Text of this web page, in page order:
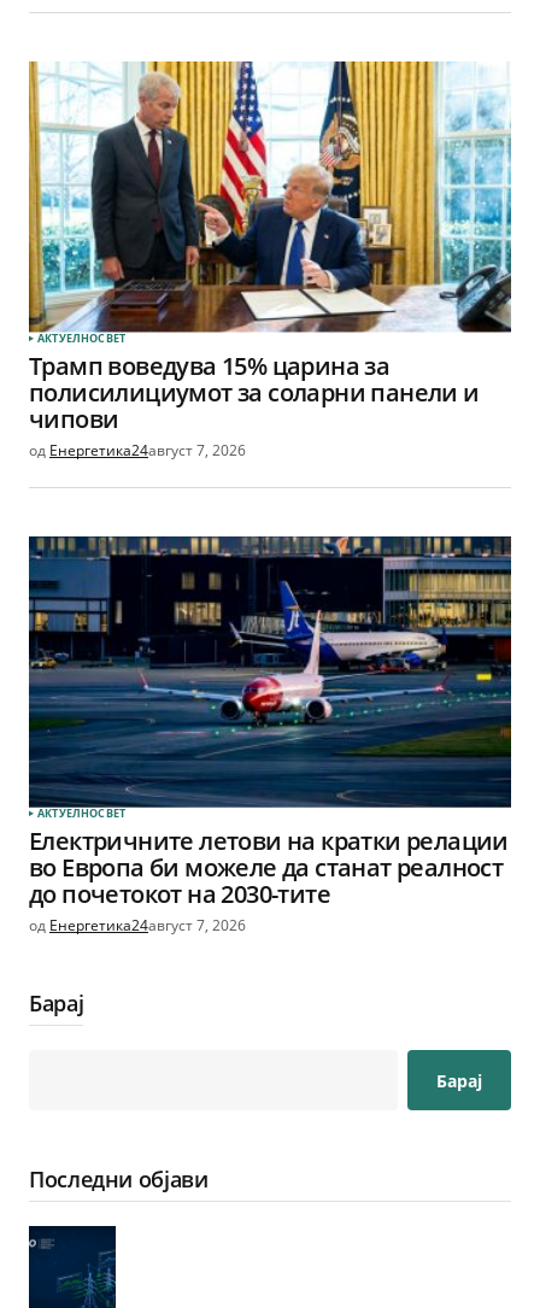
АКТУЕЛНОСВЕТ
Трамп воведува 15% царина за
полисилициумот за соларни панели и
чипови
од Енергетика24август 7, 2026
АКТУЕЛНОСВЕТ
Електричните летови на кратки релации
во Европа би можеле да станат реалност
до почетокот на 2030-тите
од Енергетика24август 7, 2026
Барај
Барај
Последни објави